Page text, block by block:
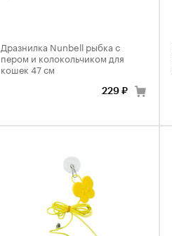
Дразнилка Nunbell рыбка с
пером и колокольчиком для
кошек 47 см
229 ₽